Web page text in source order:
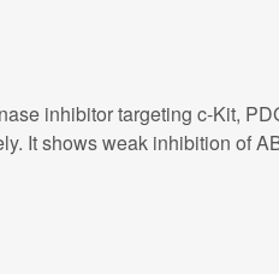
inhibitor targeting c-Kit,
It shows weak inhibition of